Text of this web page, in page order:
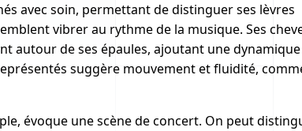
avec soin, permettant de distinguer ses lèvres
vibrer au rythme de la musique. Ses
autour de ses épaules, ajoutant une dynamique
suggère mouvement et fluidité,
évoque une scène de concert. On peut